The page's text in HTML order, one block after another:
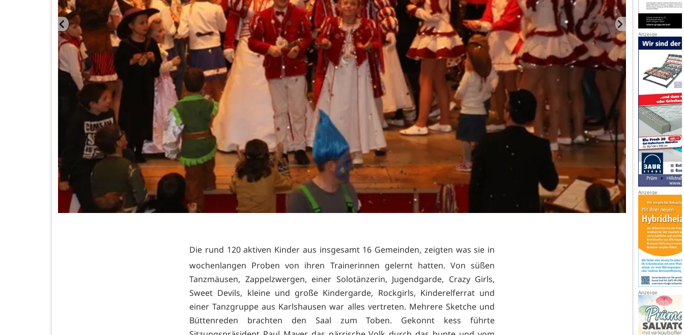
Die rund 120 aktiven Kinder aus insgesamt 16 Gemeinden, zeigten was sie in
wochenlangen Proben von ihren Trainerinnen gelernt hatten. Von süßen
Tanzmäusen, Zappelzwergen, einer Solotänzerin, Jugendgarde, Crazy Girls,
Sweet Devils, kleine und große Kindergarde, Rockgirls, Kinderelferrat und
einer Tanzgruppe aus Karlshausen war alles vertreten. Mehrere Sketche und
Büttenreden brachten den Saal zum Toben. Gekonnt kess führte